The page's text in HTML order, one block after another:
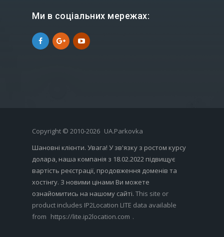
Ми в соціальних мережах:
Copyright © 2010-2026 UA.Parkovka
Шановні клієнти. Увага! У зв'язку з ростом курсу
долара, наша компанія з 18.02.2022 підвищує
вартість реєстрації, продовження доменів та
хостінгу. З новими цінами Ви можете
ознайомитись на нашому сайті. This site or
product includes IP2Location LITE data available
from https://lite.ip2location.com .